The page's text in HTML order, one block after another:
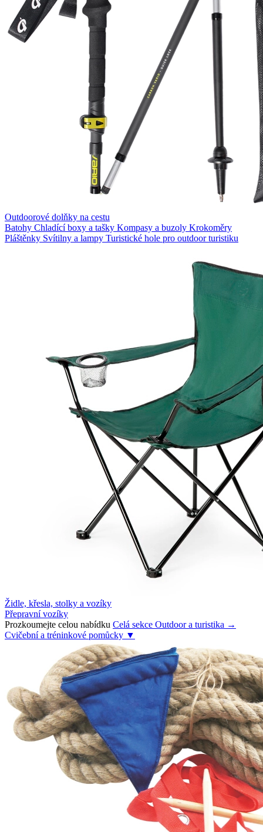
Outdoorové dolňky na cestu
Batohy Chladící boxy a tašky Kompasy a buzoly Krokoměry
Pláštěnky Svítilny a lampy Turistické hole pro outdoor turistiku
Židle, křesla, stolky a vozíky
Přepravní vozíky
Prozkoumejte celou nabídku Celá sekce Outdoor a turistika →
Cvičební a tréninkové pomůcky ▼